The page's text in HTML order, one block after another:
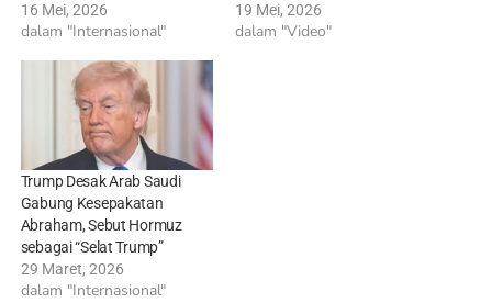
16 Mei, 2026
dalam "Internasional"
19 Mei, 2026
dalam "Video"
Trump Desak Arab Saudi
Gabung Kesepakatan
Abraham, Sebut Hormuz
sebagai “Selat Trump”
29 Maret, 2026
dalam "Internasional"